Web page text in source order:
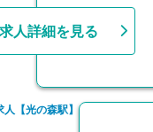
-）※前年度実績
入
求人詳細を見る
人【光の森駅】